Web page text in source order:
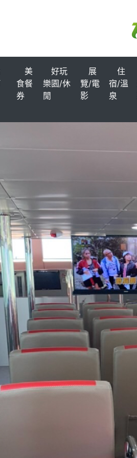
美
食餐
券
好玩
樂園/休
閒
展
覽/電
影
住
宿/溫
泉